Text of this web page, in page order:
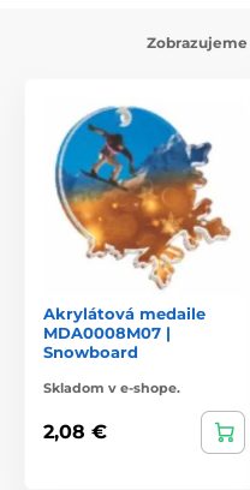
Zobrazujeme
Akrylátová medaile
MDA0008M07 |
Snowboard
Skladom v e-shope.
2,08 €